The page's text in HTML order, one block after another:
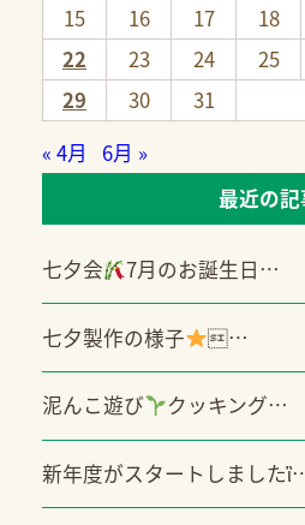
15
16 17 18
22
23 24 25
29
30
31
« 4月
6月 »
最近の記
七夕会 7月のお誕生日…
七夕製作の様子 …
泥んこ遊び クッキング…
新年度がスタートしました